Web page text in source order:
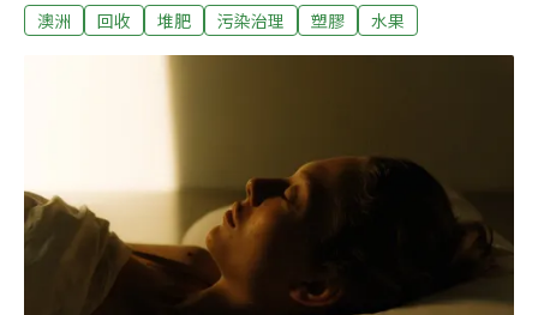
月起，成為全澳洲首個禁止水果塑膠貼紙地區，但農民和
Codes），可協助零售商識別散裝食品，方便進退貨與庫
存管理。澳洲新鮮農產品聯盟（Australian Fresh Produce
Alliance）執行長麥克蘭（Claire McClelland）向《澳洲
廣播公司》（ABC）解釋，貼紙對庫存管理、消費者結帳
都有大用處，一旦爆發食安事件，還可提供溯源資訊。
「外觀看起來都一樣，但有了PLU貼
澳洲 回收 堆肥 污染治理 塑膠 水果